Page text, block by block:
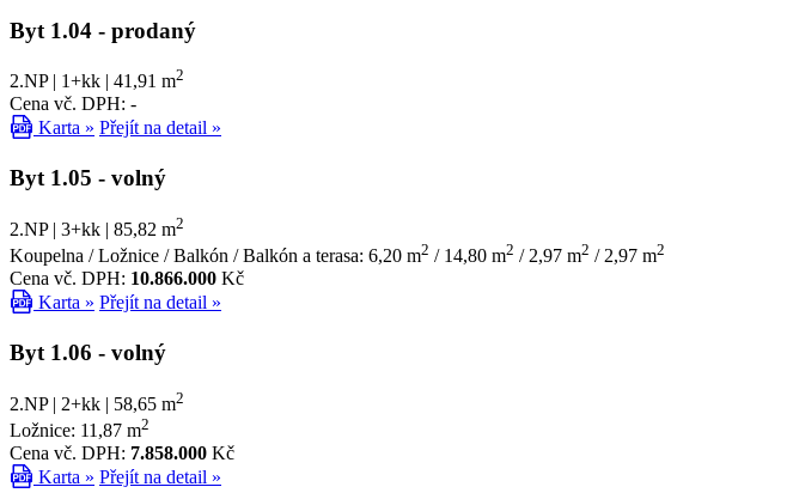
Byt 1.04 - prodaný
2.NP | 1+kk | 41,91 m2
Cena vč. DPH: -
Karta » Přejít na detail »
Byt 1.05 - volný
2.NP | 3+kk | 85,82 m2
Koupelna / Ložnice / Balkón / Balkón a terasa: 6,20 m2 / 14,80 m2 / 2,97 m2 / 2,97 m2
Cena vč. DPH: 10.866.000 Kč
Karta » Přejít na detail »
Byt 1.06 - volný
2.NP | 2+kk | 58,65 m2
Ložnice: 11,87 m2
Cena vč. DPH: 7.858.000 Kč
Karta » Přejít na detail »